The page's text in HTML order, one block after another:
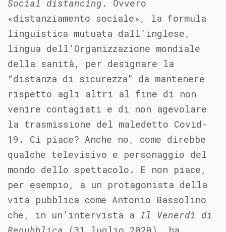
Social distancing . Ovvero
«distanziamento sociale», la formula
linguistica mutuata dall’inglese,
lingua dell’Organizzazione mondiale
della sanità, per designare la
“distanza di sicurezza” da mantenere
rispetto agli altri al fine di non
venire contagiati e di non agevolare
la trasmissione del maledetto Covid-
19. Ci piace? Anche no, come direbbe
qualche televisivo e personaggio del
mondo dello spettacolo. E non piace,
per esempio, a un protagonista della
vita pubblica come Antonio Bassolino
che, in un’intervista a Il Venerdì di